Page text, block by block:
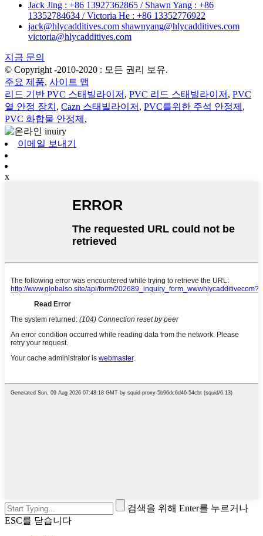
Jack Jing : +86 13927362865 / Shawn Yang : +86
13352784634 / Victoria He : +86 13352776922
jack@hlycadditives.com shawnyang@hlycadditives.com
victoria@hlycadditives.com
지금 문의
© Copyright -2010-2020 : 모든 권리 보유.
주요 제품, 사이트 맵
리드 기반 PVC 스태빌라이저 , PVC 리드 스태빌라이저 , PVC
열 안정 장치 , Cazn 스태빌라이저 , PVC를위한 주석 안정제 ,
PVC 화합물 안정제 ,
이메일 보내기
x
검색을 위해 Enter를 누르거나
ESC를 닫습니다